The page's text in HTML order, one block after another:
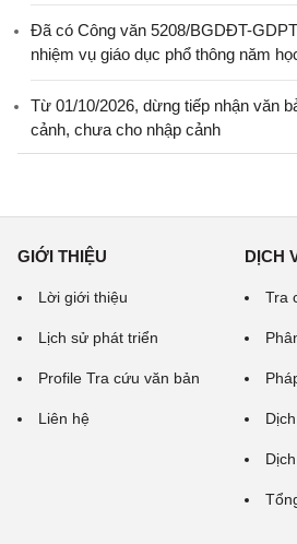
Đã có Công văn 5208/BGDĐT-
nhiệm vụ giáo dục phổ thông năm
Từ 01/10/2026, dừng tiếp nhận văn
cảnh, chưa cho nhập cảnh
GIỚI THIỆU
Lời giới thiệu
Lịch sử phát triển
Profile Tra cứu văn bản
Liên hệ
DỊCH
Tra